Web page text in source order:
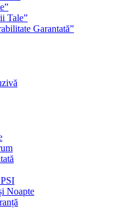
Tale”
Garantată”
Noapte